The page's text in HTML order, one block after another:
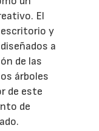
El
y
a
de las
árboles
de este
de